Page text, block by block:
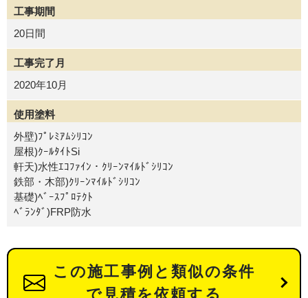
工事期間
20日間
工事完了月
2020年10月
使用塗料
外壁)ﾌﾟﾚﾐｱﾑｼﾘｺﾝ
屋根)ｸｰﾙﾀｲﾄSi
軒天)水性ｴｺﾌｧｲﾝ・ｸﾘｰﾝﾏｲﾙﾄﾞｼﾘｺﾝ
鉄部・木部)ｸﾘｰﾝﾏｲﾙﾄﾞｼﾘｺﾝ
基礎)ﾍﾞｰｽﾌﾟﾛﾃｸﾄ
ﾍﾞﾗﾝﾀﾞ)FRP防水
この施工事例と類似の条件
で見積を依頼する